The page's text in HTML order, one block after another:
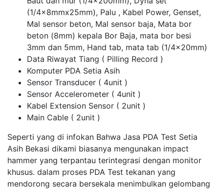
(1/4x8mmx25mm), Palu , Kabel Power, Genset,
Mal sensor beton, Mal sensor baja, Mata bor
beton (8mm) kepala Bor Baja, mata bor besi
3mm dan 5mm, Hand tab, mata tab (1/4x20mm)
Data Riwayat Tiang ( Pilling Record )
Komputer PDA Setia Asih
Sensor Transducer ( 4unit )
Sensor Accelerometer ( 4unit )
Kabel Extension Sensor ( 2unit )
Main Cable ( 2unit )
Seperti yang di infokan Bahwa Jasa PDA Test Setia
Asih Bekasi dikami biasanya mengunakan impact
hammer yang terpantau terintegrasi dengan monitor
khusus. dalam proses PDA Test tekanan yang
mendorong secara bersekala menimbulkan gelombang